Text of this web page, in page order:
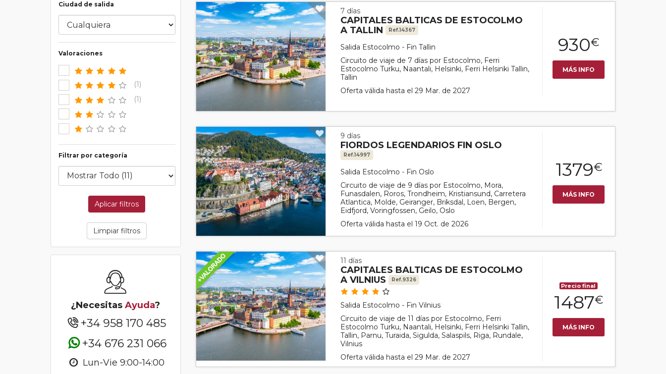
Ciudad de salida
Valoraciones
(1)
(1)
Filtrar por categoría
Aplicar filtros
Limpiar filtros
¿NecesitasAyuda?
+34 958 170 485
+34 676 231 066
Lun-Vie 9:00-14:00
7 días
CAPITALES BALTICAS DE ESTOCOLMO
A TALLIN
Ref.14367
Salida Estocolmo - Fin Tallin
Circuito de viaje de 7 días por Estocolmo, Ferri
Estocolmo Turku, Naantali, Helsinki, Ferri Helsinki Tallin,
Tallin
Oferta válida hasta el 29 Mar. de 2027
930€
MÁS INFO
9 días
FIORDOS LEGENDARIOS FIN OSLO
Ref.14997
Salida Estocolmo - Fin Oslo
Circuito de viaje de 9 días por Estocolmo, Mora,
Funasdalen, Roros, Trondheim, Kristiansund, Carretera
Atlantica, Molde, Geiranger, Briksdal, Loen, Bergen,
Eidfjord, Voringfossen, Geilo, Oslo
Oferta válida hasta el 19 Oct. de 2026
1379€
MÁS INFO
11 días
CAPITALES BALTICAS DE ESTOCOLMO
A VILNIUS
Ref.9326
Salida Estocolmo - Fin Vilnius
Circuito de viaje de 11 días por Estocolmo, Ferri
Estocolmo Turku, Naantali, Helsinki, Ferri Helsinki Tallin,
Tallin, Parnu, Turaida, Sigulda, Salaspils, Riga, Rundale,
Vilnius
Oferta válida hasta el 29 Mar. de 2027
Precio final
1487€
MÁS INFO